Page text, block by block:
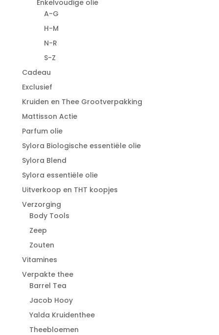
Enkelvoudige olie
A-G
H-M
N-R
S-Z
Cadeau
Exclusief
Kruiden en Thee Grootverpakking
Mattisson Actie
Parfum olie
Sylora Biologische essentiële olie
Sylora Blend
Sylora essentiële olie
Uitverkoop en THT koopjes
Verzorging
Body Tools
Zeep
Zouten
Vitamines
Verpakte thee
Barrel Tea
Jacob Hooy
Yalda Kruidenthee
Theebloemen